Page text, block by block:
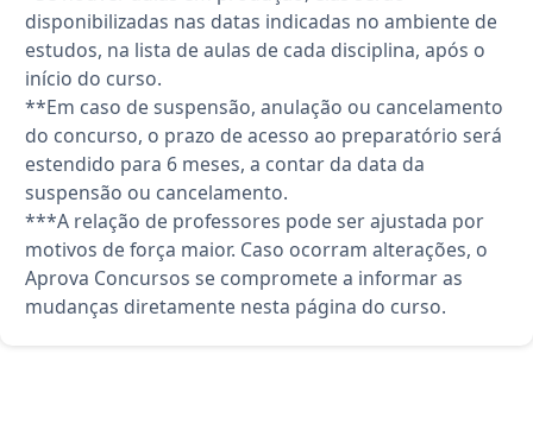
disponibilizadas nas datas indicadas no ambiente de
estudos, na lista de aulas de cada disciplina, após o
início do curso.
**Em caso de suspensão, anulação ou cancelamento
do concurso, o prazo de acesso ao preparatório será
estendido para 6 meses, a contar da data da
suspensão ou cancelamento.
***A relação de professores pode ser ajustada por
motivos de força maior. Caso ocorram alterações, o
Aprova Concursos se compromete a informar as
mudanças diretamente nesta página do curso.